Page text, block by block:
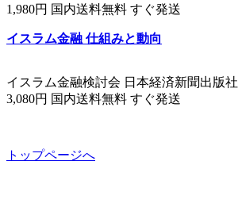
1,980円 国内送料無料 すぐ発送
イスラム金融 仕組みと動向
イスラム金融検討会 日本経済新聞出版社
3,080円 国内送料無料 すぐ発送
トップページへ